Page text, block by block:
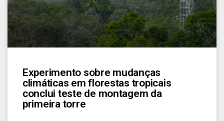
Experimento sobre mudanças
climáticas em florestas tropicais
conclui teste de montagem da
primeira torre